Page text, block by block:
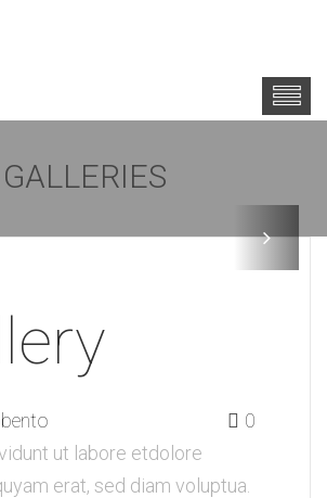
GALLERIES
0
ut labore etdolore
erat, sed diam voluptua.